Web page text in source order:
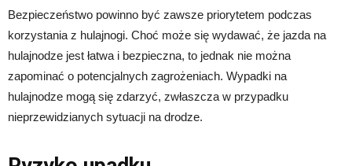
Bezpieczeństwo powinno być zawsze priorytetem podczas
korzystania z hulajnogi. Choć może się wydawać, że jazda na
hulajnodze jest łatwa i bezpieczna, to jednak nie można
zapominać o potencjalnych zagrożeniach. Wypadki na
hulajnodze mogą się zdarzyć, zwłaszcza w przypadku
nieprzewidzianych sytuacji na drodze.